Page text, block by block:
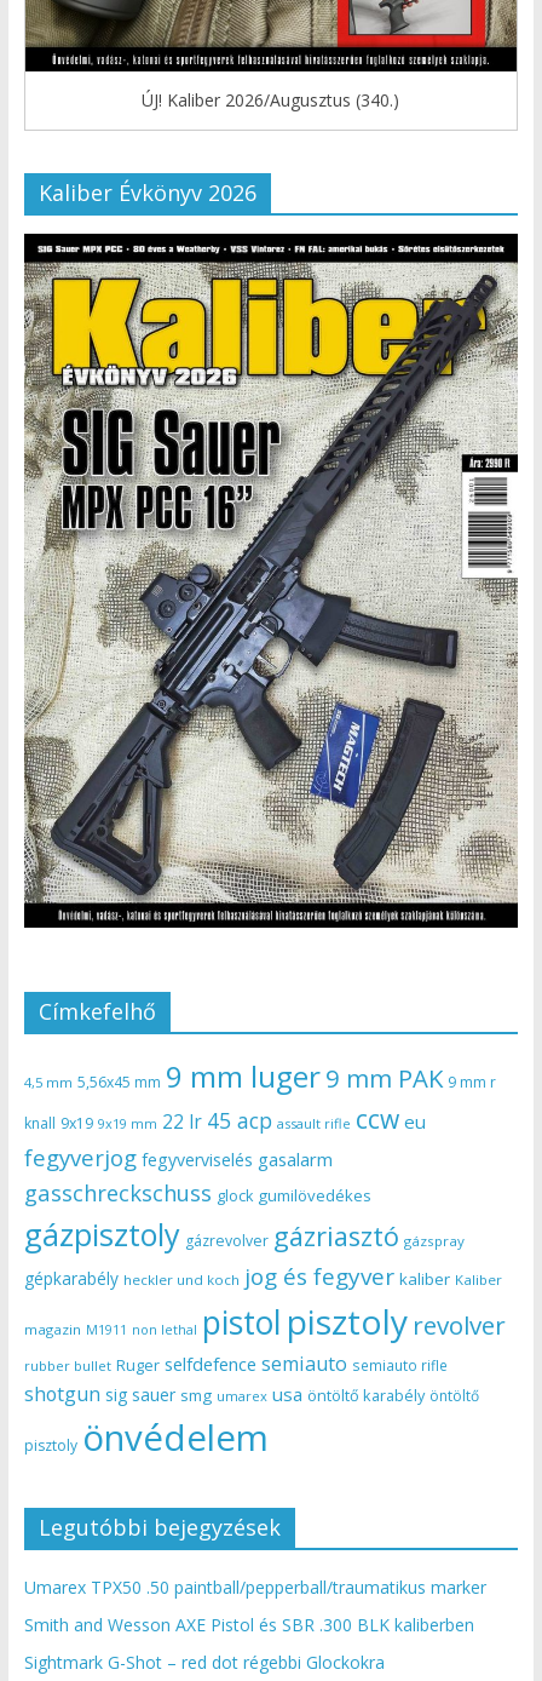
ÚJ! Kaliber 2026/Augusztus (340.)
Kaliber Évkönyv 2026
Címkefelhő
4,5 mm 5,56x45 mm 9 mm luger9 mm PAK 9 mm r
knall 9x19 9x19 mm 22 lr 45 acp assault rifle ccw eu
fegyverjog fegyverviselés gasalarm
gasschreckschuss glock gumilövedékes
gázpisztoly gázrevolver gázriasztó gázspray
gépkarabély heckler und koch jog és fegyver kaliber Kaliber
magazin M1911 non lethal pistol pisztoly revolver
rubber bullet Ruger selfdefence semiauto semiauto rifle
shotgun sig sauer smg umarex usa öntöltő karabély öntöltő
pisztoly önvédelem
Legutóbbi bejegyzések
Umarex TPX50 .50 paintball/pepperball/traumatikus marker
Smith and Wesson AXE Pistol és SBR .300 BLK kaliberben
Sightmark G-Shot – red dot régebbi Glockokra